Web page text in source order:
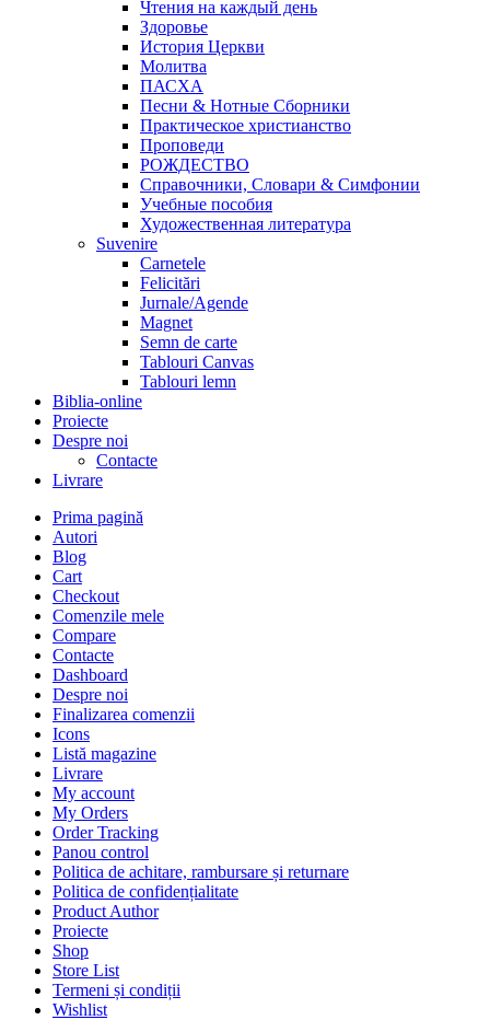
Чтения на каждый день
Здоровье
История Церкви
Молитва
ПАСХА
Песни & Нотные Сборники
Практическое христианство
Проповеди
РОЖДЕСТВО
Справочники, Словари & Симфонии
Учебные пособия
Художественная литература
Suvenire
Carnetele
Felicitări
Jurnale/Agende
Magnet
Semn de carte
Tablouri Canvas
Tablouri lemn
Biblia-online
Proiecte
Despre noi
Contacte
Livrare
Prima pagină
Autori
Blog
Cart
Checkout
Comenzile mele
Compare
Contacte
Dashboard
Despre noi
Finalizarea comenzii
Icons
Listă magazine
Livrare
My account
My Orders
Order Tracking
Panou control
Politica de achitare, rambursare și returnare
Politica de confidențialitate
Product Author
Proiecte
Shop
Store List
Termeni și condiții
Wishlist